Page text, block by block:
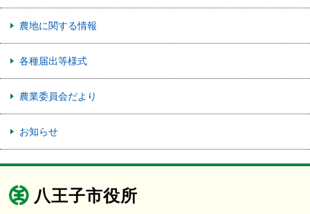
農地に関する情報
各種届出等様式
農業委員会だより
お知らせ
八王子市役所